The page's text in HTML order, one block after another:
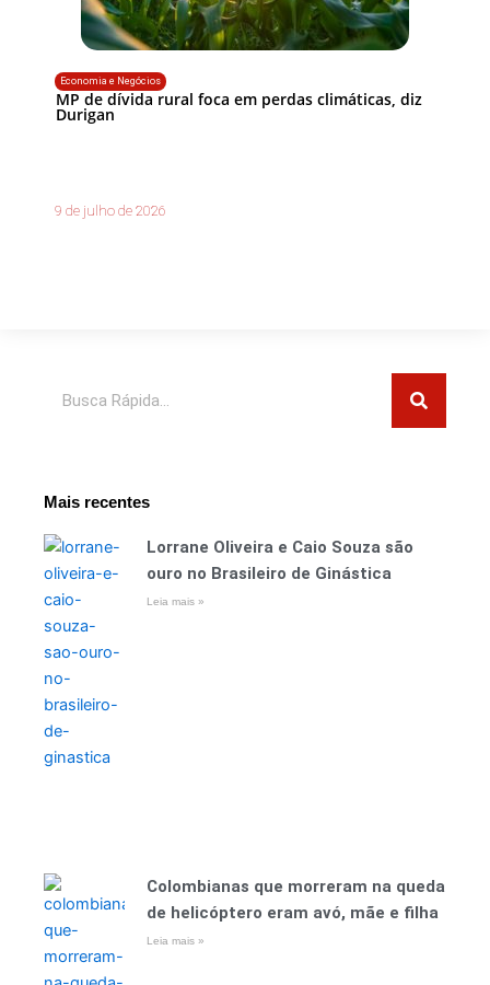
Economia e Negócios
MP de dívida rural foca em perdas climáticas, diz
Durigan
9 de julho de 2026
Mais recentes
Lorrane Oliveira e Caio Souza são
ouro no Brasileiro de Ginástica
Leia mais »
Colombianas que morreram na queda
de helicóptero eram avó, mãe e filha
Leia mais »